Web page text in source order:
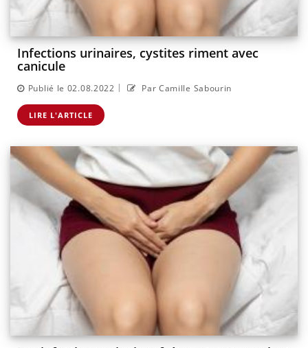
Infections urinaires, cystites riment avec
canicule
Publié le 02.08.2022 | Par Camille Sabourin
LIRE L'ARTICLE